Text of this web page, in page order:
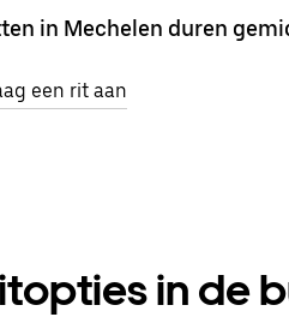
in Mechelen duren
een rit aan
in de